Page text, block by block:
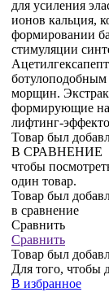
для усиления
ионов кальция,
формировании
стимуляции
морщин.
формирующие на
лифтинг-
Товар был
В СРАВНЕНИЕ
чтобы
один товар.
Товар был
в сравнение
Сравнить
Сравнить
Товар был
Для того, чтобы
В избранное